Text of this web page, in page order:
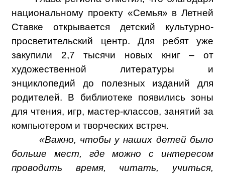
национальному проекту «Семья» в Летней
Ставке открывается детский культурно-
просветительский центр. Для ребят уже
закупили 2,7 тысячи новых книг – от
художественной литературы и
энциклопедий до полезных изданий для
родителей. В библиотеке появились зоны
для чтения, игр, мастер-классов, занятий за
компьютером и творческих встреч.
«Важно, чтобы у наших детей было
больше мест, где можно с интересом
проводить время, читать, учиться,